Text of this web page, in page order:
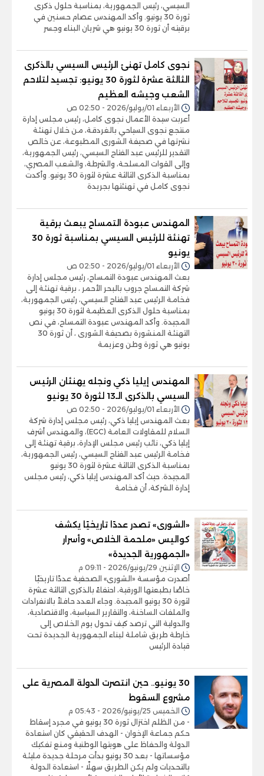
السيسي، رئيس الجمهورية، بمناسبة حلول ذكرى
ثورة 30 يونيو. وأكد المهندس عصام حسنين في
برقيته أن ثورة 30 يونيو هي شريان البناء وجسر
نجوى كامل تهنئ الرئيس السيسي بالذكرى
الثالثة عشرة لثورة 30 يونيو: تجسيد لتلاحم
الشعب وجيشه العظيم
الأربعاء 01/يوليو/2026 - 02:50 ص
أعربت سيدة الأعمال نجوى كامل، رئيس مجلس إدارة
منتجع نجوى السياحي بالغردقة، من خلال تهنئة
نشرتها في صحيفة الشورى المطبوعة، عن خالص
التقدير للرئيس عبد الفتاح السيسي، رئيس الجمهورية،
وإلى القوات المسلحة، والشرطة، والشعب المصري،
بمناسبة الذكرى الثالثة عشرة لثورة 30 يونيو. وأكدت
نجوى كامل في تهنئتها بجريدة
المهندس عبودة التمساح يبعث برقية
تهنئة للرئيس السيسي بمناسبة ثورة 30
يونيو
الأربعاء 01/يوليو/2026 - 02:50 ص
بعث المهندس عبودة التمساح، رئيس مجلس إدارة
شركة التمساح جروب بالبحر الأحمر ، برقية تهنئة إلى
فخامة الرئيس عبد الفتاح السيسي، رئيس الجمهورية،
بمناسبة حلول الذكرى العظيمة لثورة 30 يونيو
المجيدة. وأكد المهندس عبودة التمساح، في نص
التهنئة المنشورة بصحيفة الشورى ، أن ثورة 30
يونيو هي ثورة وطن وعزيمة
المهندس إيليا ذكي ونجله يهنئان الرئيس
السيسي بالذكرى الـ13 لثورة 30 يونيو
الأربعاء 01/يوليو/2026 - 02:50 ص
بعث المهندس إيليا ذكي، رئيس مجلس إدارة شركة
السلام للمقاولات العامة (EGC)، والمهندس أشرف
إيليا ذكي، نائب رئيس مجلس الإدارة، برقية تهنئة إلى
فخامة الرئيس عبد الفتاح السيسي، رئيس الجمهورية،
بمناسبة الذكرى الثالثة عشرة لثورة 30 يونيو
المجيدة. حيث أكد المهندس إيليا ذكي، رئيس مجلس
إدارة الشركة، أن فخامة
«الشورى» تصدر عددًا تاريخيًا يكشف
كواليس «ملحمة الخلاص» وأسرار
«الجمهورية الجديدة»
الإثنين 29/يونيو/2026 - 09:11 م
أصدرت مؤسسة «الشورى» الصحفية عددًا تاريخيًا
خاصًا بطبعتها الورقية، احتفاءً بالذكرى الثالثة عشرة
لثورة 30 يونيو المجيدة. وجاء العدد حافلاً بالانفرادات
والملفات الساخنة، والتقارير السياسية، والاقتصادية،
والدولية التي ترصد كيف تحول يوم الخلاص إلى
خارطة طريق شاملة لبناء الجمهورية الجديدة تحت
قيادة الرئيس
30 يونيو.. حين انتصرت الدولة المصرية على
مشروع السقوط
الخميس 25/يونيو/2026 - 05:43 م
- من الظلم اختزال ثورة 30 يونيو في مجرد إسقاط
حكم جماعة الإخوان - الهدف الحقيقي كان استعادة
الدولة والحفاظ على هويتها الوطنية ومنع تفكيك
مؤسساتها - بعد 30 يونيو بدأت مرحلة جديدة مليئة
بالتحديات ولم يكن الطريق سهلًا - استعادة الدولة